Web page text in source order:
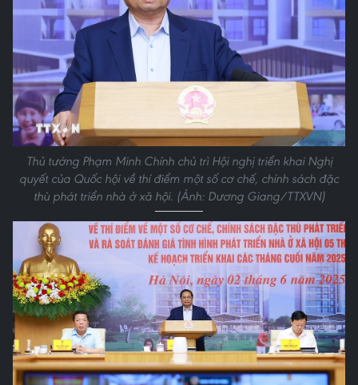
Thủ tướng Phạm Minh Chính chủ trì Hội nghị triển khai Nghị
quyết của Quốc hội về thí điểm một số cơ chế, chính sách đặc
thù phát triển nhà ở xã hội. (Ảnh: Dương Giang/TTXVN)